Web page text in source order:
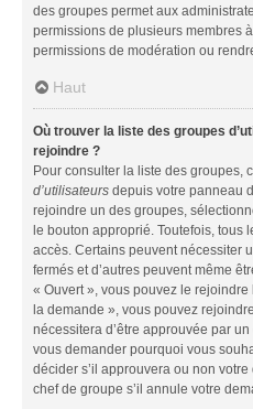
des groupes permet aux
permissions de plusieurs membres
permissions de modération ou
Haut
Où trouver la liste des groupes
rejoindre ?
Pour consulter la liste des groupes,
d’utilisateurs depuis votre panneau
rejoindre un des groupes,
le bouton approprié. Toutefois, tous
accès. Certains peuvent nécessiter
fermés et d’autres peuvent même
« Ouvert », vous pouvez le
la demande », vous pouvez
nécessitera d’être approuvée par
vous demander pourquoi vous
décider s’il approuvera ou non
chef de groupe s’il annule votre